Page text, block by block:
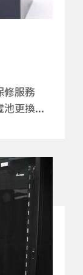
修服務
池更換...